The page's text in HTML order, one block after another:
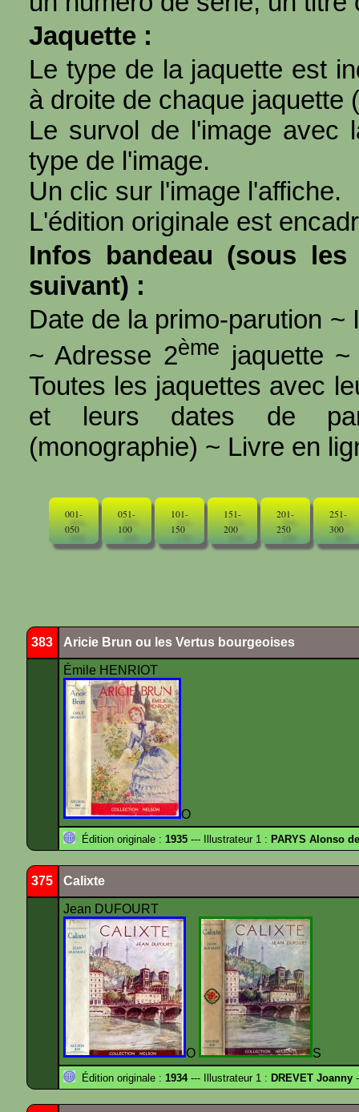
Jaquette :
Le type de la jaquette est
à droite de chaque jaquette (
Le survol de l'image avec
type de l'image.
Un clic sur l'image l'affiche.
L'édition originale est
Infos bandeau (sous
suivant) :
Date de la primo-parution ~
~ Adresse 2ème jaquette
Toutes les jaquettes avec
et leurs dates de
(monographie) ~ Livre en
001-
050
051-
100
101-
150
151-
200
201-
250
251-
300
383 Aricie Brun ou les Vertus bourgeoises
Émile HENRIOT
O
Édition originale : 1935 --- Illustrateur 1 : PARYS Alonso de
375 Calixte
Jean DUFOURT
O S
Édition originale : 1934--- Illustrateur 1 : DREVET Joanny